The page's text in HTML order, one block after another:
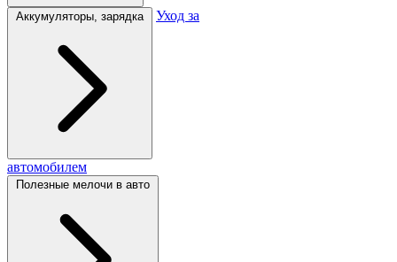
Аккумуляторы, зарядка Уход за
автомобилем
Полезные мелочи в авто